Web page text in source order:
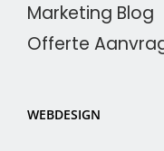
Marketing Blog
Offerte
WEBDESIGN